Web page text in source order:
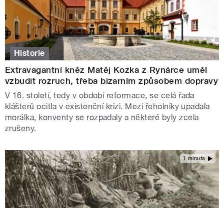
Historie
Extravagantní kněz Matěj Kozka z Rynárce uměl
vzbudit rozruch, třeba bizarním způsobem dopravy
V 16. století, tedy v období reformace, se celá řada
klášterů ocitla v existenční krizi. Mezi řeholníky upadala
morálka, konventy se rozpadaly a některé byly zcela
zrušeny.
1 minuta